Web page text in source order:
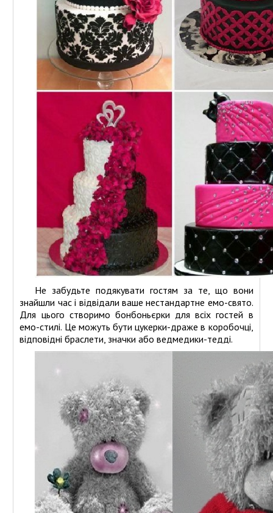
Не забудьте подякувати гостям за те, що вони
знайшли час і відвідали ваше нестандартне емо-свято.
Для цього створимо бонбоньєрки для всіх гостей в
емо-стилі. Це можуть бути цукерки-драже в коробочці,
відповідні браслети, значки або ведмедики-тедді.